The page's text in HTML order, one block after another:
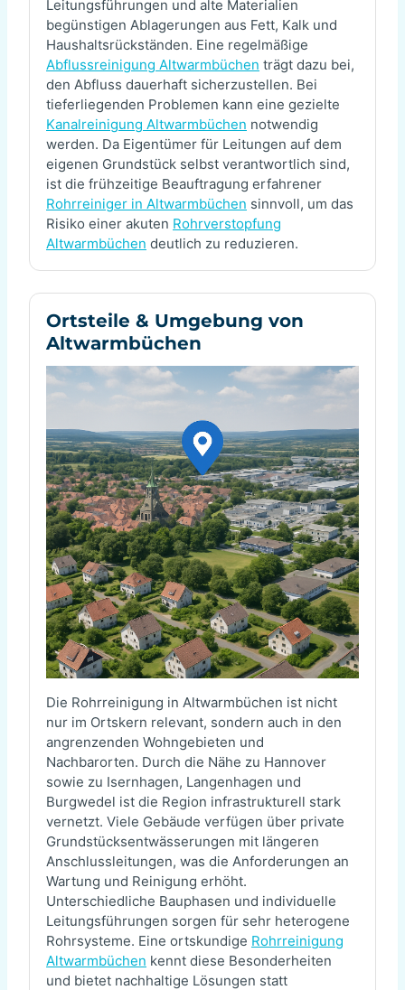
Leitungsführungen und alte Materialien
begünstigen Ablagerungen aus Fett, Kalk und
Haushaltsrückständen. Eine regelmäßige
Abflussreinigung Altwarmbüchen trägt dazu bei,
den Abfluss dauerhaft sicherzustellen. Bei
tieferliegenden Problemen kann eine gezielte
Kanalreinigung Altwarmbüchen notwendig
werden. Da Eigentümer für Leitungen auf dem
eigenen Grundstück selbst verantwortlich sind,
ist die frühzeitige Beauftragung erfahrener
Rohrreiniger in Altwarmbüchen sinnvoll, um das
Risiko einer akuten Rohrverstopfung
Altwarmbüchen deutlich zu reduzieren.
Ortsteile & Umgebung von
Altwarmbüchen
Die Rohrreinigung in Altwarmbüchen ist nicht
nur im Ortskern relevant, sondern auch in den
angrenzenden Wohngebieten und
Nachbarorten. Durch die Nähe zu Hannover
sowie zu Isernhagen, Langenhagen und
Burgwedel ist die Region infrastrukturell stark
vernetzt. Viele Gebäude verfügen über private
Grundstücksentwässerungen mit längeren
Anschlussleitungen, was die Anforderungen an
Wartung und Reinigung erhöht.
Unterschiedliche Bauphasen und individuelle
Leitungsführungen sorgen für sehr heterogene
Rohrsysteme. Eine ortskundige Rohrreinigung
Altwarmbüchen kennt diese Besonderheiten
und bietet nachhaltige Lösungen statt